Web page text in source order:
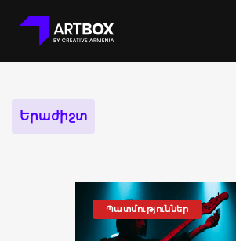
Երաժիշտ
Պատմություններ